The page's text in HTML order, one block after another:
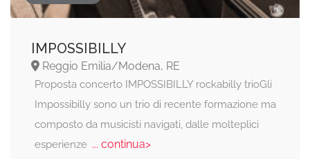
IMPOSSIBILLY
Reggio Emilia/Modena, RE
Proposta concerto IMPOSSIBILLY rockabilly trioGli
Impossibilly sono un trio di recente formazione ma
composto da musicisti navigati, dalle molteplici
esperienze... continua>